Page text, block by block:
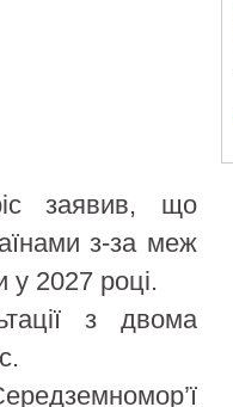
заявив, що
з-за меж
у 2027 році.
з двома